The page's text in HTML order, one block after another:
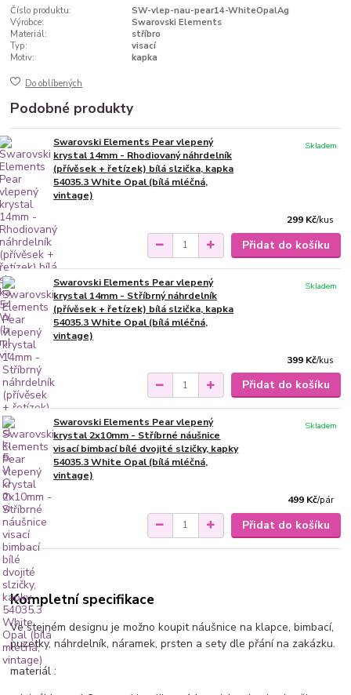
Číslo produktu:
SW-vlep-nau-pear14-WhiteOpalAg
Výrobce:
Swarovski Elements
Materiál:
stříbro
Typ:
visací
Motiv:
kapka
Do oblíbených
Podobné produkty
Swarovski Elements Pear vlepený
krystal 14mm - Rhodiovaný náhrdelník
(přívěsek + řetízek) bílá slzička, kapka
54035.3 White Opal (bílá mléčná,
vintage)
299 Kč/kus
Skladem
Přidat do košíku
Swarovski Elements Pear vlepený
krystal 14mm - Stříbrný náhrdelník
(přívěsek + řetízek) bílá slzička, kapka
54035.3 White Opal (bílá mléčná,
vintage)
399 Kč/kus
Skladem
Přidat do košíku
Swarovski Elements Pear vlepený
krystal 2x10mm - Stříbrné náušnice
visací bimbací bílé dvojité slzičky, kapky
54035.3 White Opal (bílá mléčná,
vintage)
499 Kč/pár
Skladem
Přidat do košíku
Kompletní specifikace
Ve stejném designu je možno koupit náušnice na klapce, bimbací,
puzetky, náhrdelník, náramek, prsten a sety dle přání na zakázku.
materiál :